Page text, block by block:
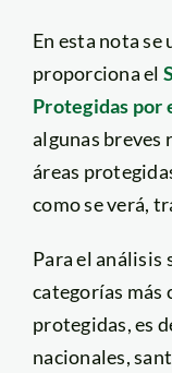
En esta nota se
proporciona el
Protegidas por
algunas breves
áreas
como se verá,
Para el análisis
categorías más
protegidas, es
nacionales,